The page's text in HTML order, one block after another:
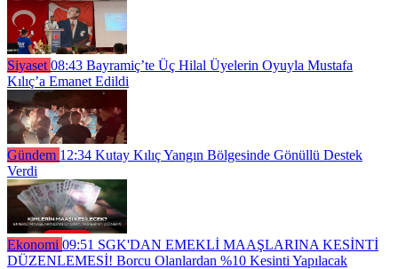
Siyaset 08:43 Bayramiç’te Üç Hilal Üyelerin Oyuyla Mustafa
Kılıç’a Emanet Edildi
Gündem 12:34 Kutay Kılıç Yangın Bölgesinde Gönüllü Destek
Verdi
Ekonomi 09:51 SGK'DAN EMEKLİ MAAŞLARINA KESİNTİ
DÜZENLEMESİ! Borcu Olanlardan %10 Kesinti Yapılacak